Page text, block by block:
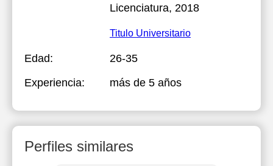
Licenciatura, 2018
Titulo Universitario
Edad:
26-35
Experiencia:
más de 5 años
Perfiles similares